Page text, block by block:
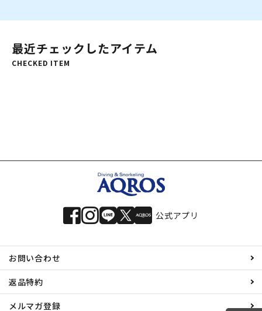
最近チェックしたアイテム
CHECKED ITEM
公式アプリ
お問い合わせ
返品特約
メルマガ登録